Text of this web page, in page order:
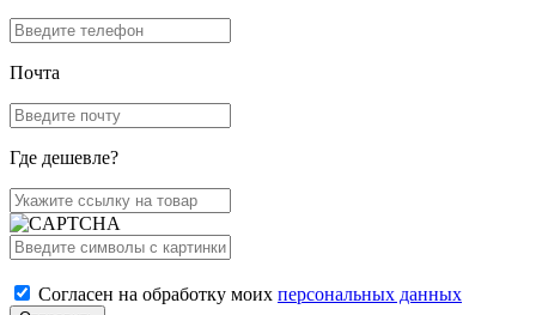
Почта
Где дешевле?
Согласен на обработку моих персональных данных